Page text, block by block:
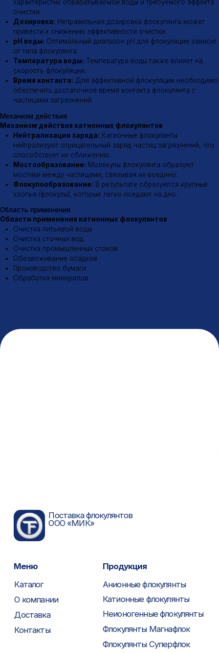
Поставка флокулянтов
ООО «МИК»
Меню Продукция
Заказать флокулянты
Каталог
Доставка
Контакты
Анионные флокулянты
Неионогенные флокулянты
Флокулянты Магнафлок
Флокулянты Суперфлок
Флокулянты Флопам
Флокулянты Зетаг
Флокулянты Праестол
Гипохлорит натрия
© 2026 ООО «МИК» Политика конфиденциальности
Разработка сайта